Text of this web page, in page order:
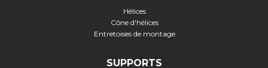
Hélices
Cône d'hélices
Entretoises de montage
SUPPORTS